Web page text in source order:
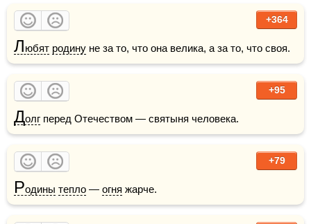
+364
Любят родину не за то, что она велика, а за то, что своя.
+95
Долг перед Отечеством — святыня человека.
+79
Родины тепло — огня жарче.